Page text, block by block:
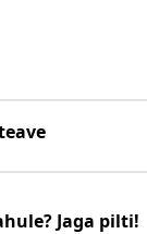
Jaga pilti!